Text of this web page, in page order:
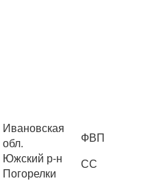
Ивановская
обл.
Южский р-н
Погорелки
ФВП
СС